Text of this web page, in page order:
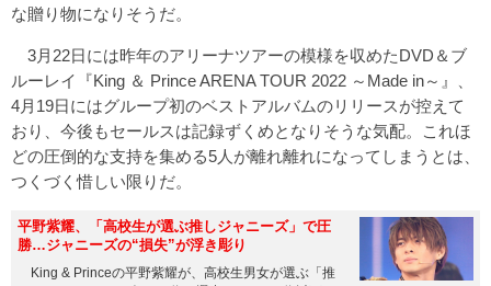
な贈り物になりそうだ。
3月22日には昨年のアリーナツアーの模様を収めたDVD＆ブ
ルーレイ『King ＆ Prince ARENA TOUR 2022 ～Made in～』、
4月19日にはグループ初のベストアルバムのリリースが控えて
おり、今後もセールスは記録ずくめとなりそうな気配。これほ
どの圧倒的な支持を集める5人が離れ離れになってしまうとは、
つくづく惜しい限りだ。
平野紫耀、「高校生が選ぶ推しジャニーズ」で圧
勝…ジャニーズの“損失”が浮き彫り
King & Princeの平野紫耀が、高校生男女が選ぶ「推